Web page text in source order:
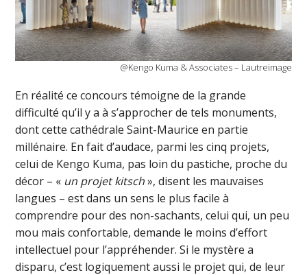
@Kengo Kuma & Associates – Lautreimage
En réalité ce concours témoigne de la grande
difficulté qu’il y a à s’approcher de tels monuments,
dont cette cathédrale Saint-Maurice en partie
millénaire. En fait d’audace, parmi les cinq projets,
celui de Kengo Kuma, pas loin du pastiche, proche du
décor – « un projet kitsch», disent les mauvaises
langues – est dans un sens le plus facile à
comprendre pour des non-sachants, celui qui, un peu
mou mais confortable, demande le moins d’effort
intellectuel pour l’appréhender. Si le mystère a
disparu, c’est logiquement aussi le projet qui, de leur